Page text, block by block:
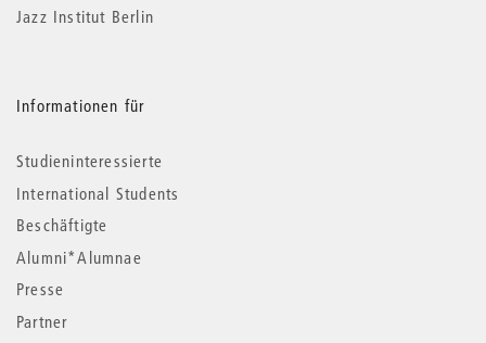
Jazz Institut Berlin
Informationen für
Studieninteressierte
International Students
Beschäftigte
Alumni*Alumnae
Presse
Partner